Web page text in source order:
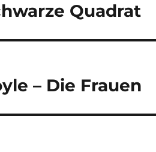
Quadrat
– Die Frauen